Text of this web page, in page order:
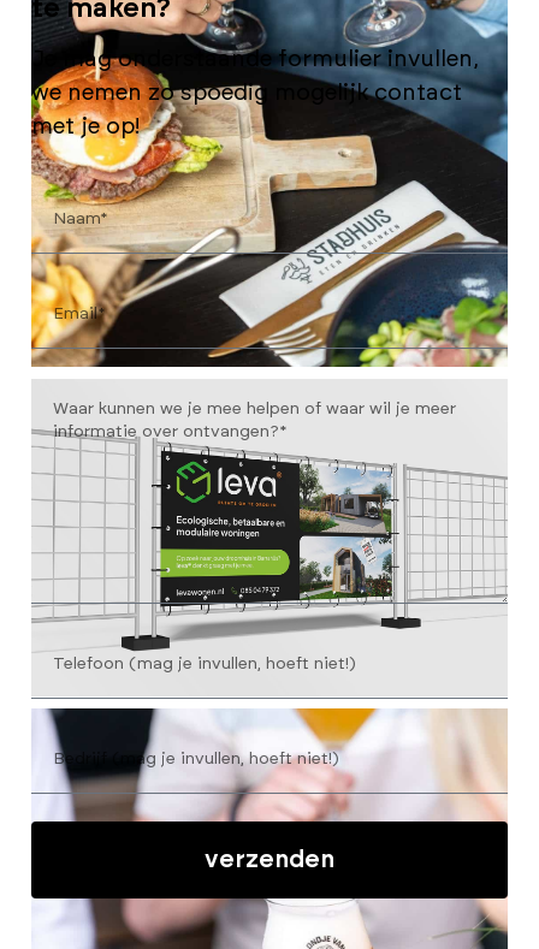
te maken?
Je mag onderstaande formulier invullen,
we nemen zo spoedig mogelijk contact
met je op!
verzenden